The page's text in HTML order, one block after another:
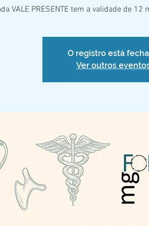
VALE PRESENTE tem a validade de
O registro está
Ver outros